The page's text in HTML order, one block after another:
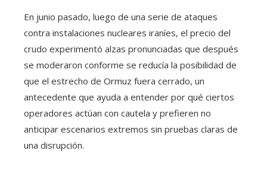
En junio pasado, luego de una serie de ataques
contra instalaciones nucleares iraníes, el precio del
crudo experimentó alzas pronunciadas que después
se moderaron conforme se reducía la posibilidad de
que el estrecho de Ormuz fuera cerrado, un
antecedente que ayuda a entender por qué ciertos
operadores actúan con cautela y prefieren no
anticipar escenarios extremos sin pruebas claras de
una disrupción.